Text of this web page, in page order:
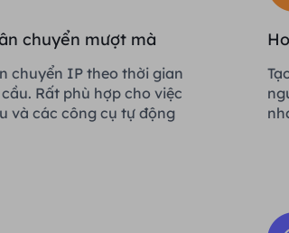
chuyển mượt mà
chuyển IP theo thời gian
Rất phù hợp cho việc
và các công cụ tự động